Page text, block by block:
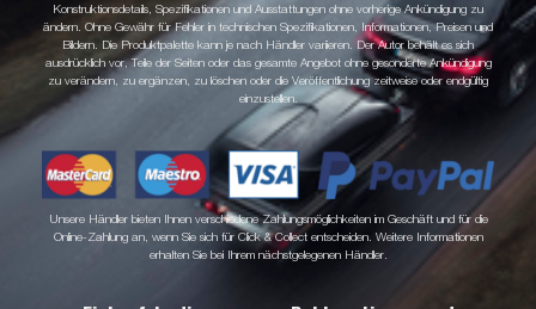
Konstruktionsdetails, Spezifikationen und Ausstattungen ohne vorherige Ankündigung zu
ändern. Ohne Gewähr für Fehler in technischen Spezifikationen, Informationen, Preisen und
Bildern. Die Produktpalette kann je nach Händler variieren. Der Autor behält es sich
ausdrücklich vor, Teile der Seiten oder das gesamte Angebot ohne gesonderte Ankündigung
zu verändern, zu ergänzen, zu löschen oder die Veröffentlichung zeitweise oder endgültig
einzustellen.
Unsere Händler bieten Ihnen verschiedene Zahlungsmöglichkeiten im Geschäft und für die
Online-Zahlung an, wenn Sie sich für Click & Collect entscheiden. Weitere Informationen
erhalten Sie bei Ihrem nächstgelegenen Händler.